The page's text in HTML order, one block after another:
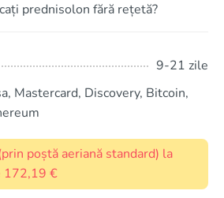
prednisolon fără rețetă?
9-21 zile
Mastercard, Discovery, Bitcoin,
poștă aeriană standard) la
172,19 €